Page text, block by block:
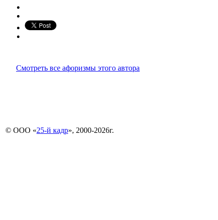
Смотреть все афоризмы этого автора
© ООО «25-й кадр», 2000-2026г.